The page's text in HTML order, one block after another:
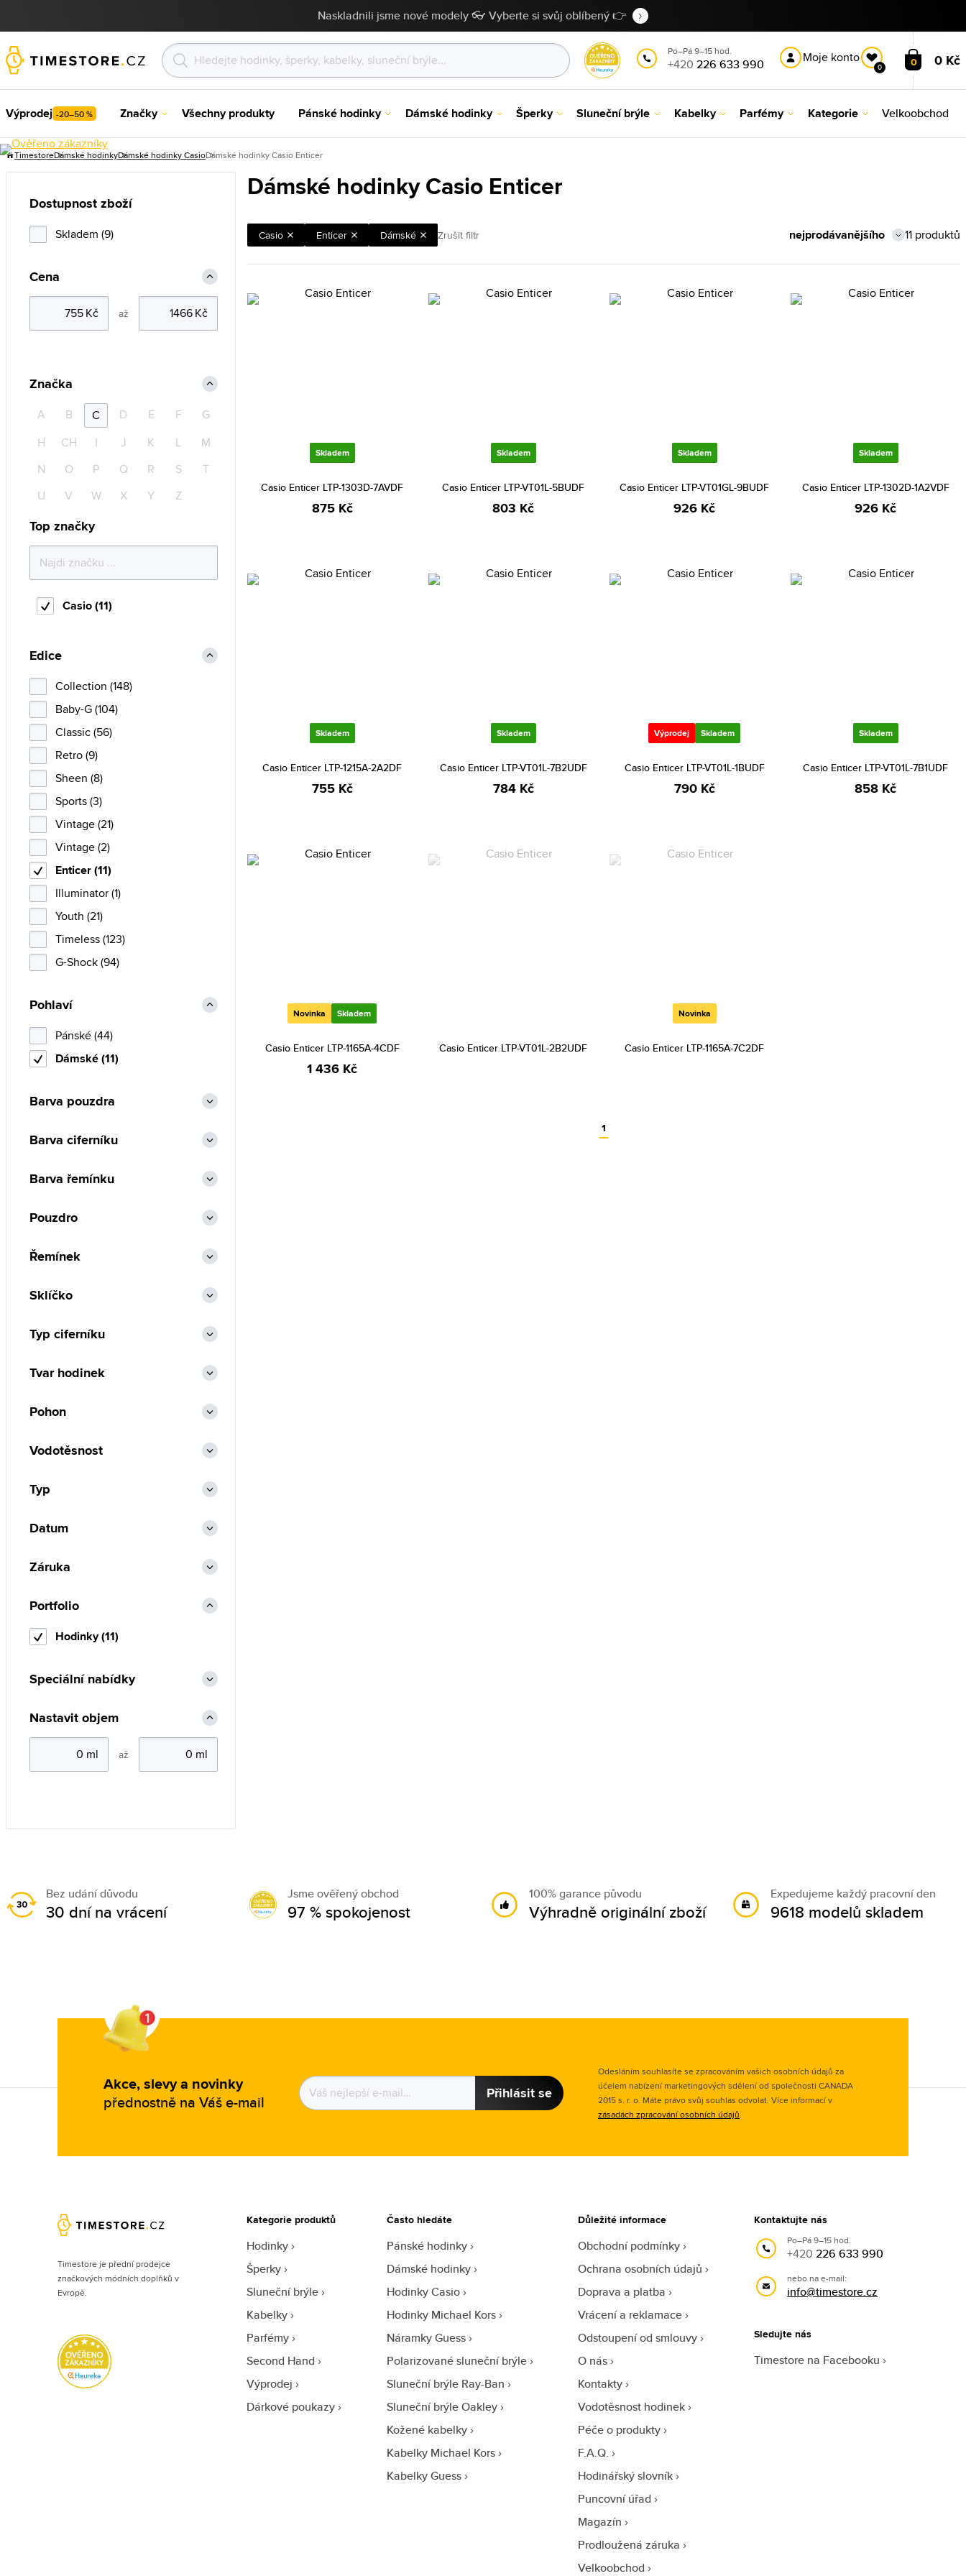
Naskladnili jsme nové modely 👓 Vyberte si svůj oblíbený 👉
Po–Pá 9–15 hod.
+420 226 633 990 Moje konto
0 0 0 Kč
Výprodej -20–50 % Značky Všechny produkty Pánské hodinky Dámské hodinky Šperky Sluneční brýle Kabelky Parfémy Kategorie Velkoobchod
TimestoreDámské hodinkyDámské hodinky CasioDámské hodinky Casio Enticer
Dámské hodinky Casio Enticer
Casio Enticer Dámské Zrušit filtr 11 produktů
Skladem
Casio Enticer LTP-1303D-7AVDF
875 Kč
Skladem
Casio Enticer LTP-VT01L-5BUDF
803 Kč
Skladem
Casio Enticer LTP-VT01GL-9BUDF
926 Kč
Skladem
Casio Enticer LTP-1302D-1A2VDF
926 Kč
Skladem
Casio Enticer LTP-1215A-2A2DF
755 Kč
Skladem
Casio Enticer LTP-VT01L-7B2UDF
784 Kč
Výprodej Skladem
Casio Enticer LTP-VT01L-1BUDF
790 Kč
Skladem
Casio Enticer LTP-VT01L-7B1UDF
858 Kč
Novinka Skladem
Casio Enticer LTP-1165A-4CDF
1 436 Kč
Casio Enticer LTP-VT01L-2B2UDF
Novinka
Casio Enticer LTP-1165A-7C2DF
1
Dostupnost zboží
Skladem (9)
Cena
až
Značka
A B C D E F
G
H
CH I J K L
M
N
O P Q R S
T
U
V W X Y Z
Top značky
Casio (11)
Edice
Collection (148)
Baby-G (104)
Classic (56)
Retro (9)
Sheen (8)
Sports (3)
Vintage (21)
Vintage (2)
Enticer (11)
Illuminator (1)
Youth (21)
Timeless (123)
G-Shock (94)
Pohlaví
Pánské (44)
Dámské (11)
Barva pouzdra
Barva ciferníku
Barva řemínku
Pouzdro
Řemínek
Sklíčko
Typ ciferníku
Tvar hodinek
Pohon
Vodotěsnost
Typ
Datum
Záruka
Portfolio
Hodinky (11)
Speciální nabídky
Nastavit objem
až
Bez udání důvodu
30 dní na vrácení
Jsme ověřený obchod
97 % spokojenost
100% garance původu
Výhradně originální zboží
Expedujeme každý pracovní den
9618 modelů skladem
Akce, slevy a novinky
přednostně na Váš e-mail Přihlásit se
Odesláním souhlasíte se zpracováním vašich osobních údajů za
účelem nabízení marketingových sdělení od společnosti CANADA
2015 s. r. o. Máte právo svůj souhlas odvolat. Více informací v
zásadách zpracování osobních údajů.
Timestore je přední prodejce
značkových módních doplňků v
Evropě.
Kategorie produktů
Hodinky
Šperky
Sluneční brýle
Kabelky
Parfémy
Second Hand
Výprodej
Dárkové poukazy
Často hledáte
Pánské hodinky
Dámské hodinky
Hodinky Casio
Hodinky Michael Kors
Náramky Guess
Polarizované sluneční brýle
Sluneční brýle Ray-Ban
Sluneční brýle Oakley
Kožené kabelky
Kabelky Michael Kors
Kabelky Guess
Důležité informace
Obchodní podmínky
Ochrana osobních údajů
Doprava a platba
Vrácení a reklamace
Odstoupení od smlouvy
O nás
Kontakty
Vodotěsnost hodinek
Péče o produkty
F.A.Q.
Hodinářský slovník
Puncovní úřad
Magazín
Prodloužená záruka
Velkoobchod
Kontaktujte nás
Po–Pá 9–15 hod.
+420226 633 990
nebo na e-mail:
info@timestore.cz
Sledujte nás
Timestore na Facebooku